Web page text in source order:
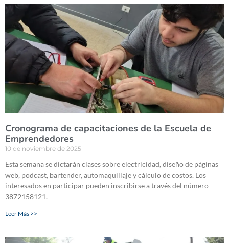
Cronograma de capacitaciones de la Escuela de
Emprendedores
10 de noviembre de 2025
Esta semana se dictarán clases sobre electricidad, diseño de páginas
web, podcast, bartender, automaquillaje y cálculo de costos. Los
interesados en participar pueden inscribirse a través del número
3872158121.
Leer Más >>